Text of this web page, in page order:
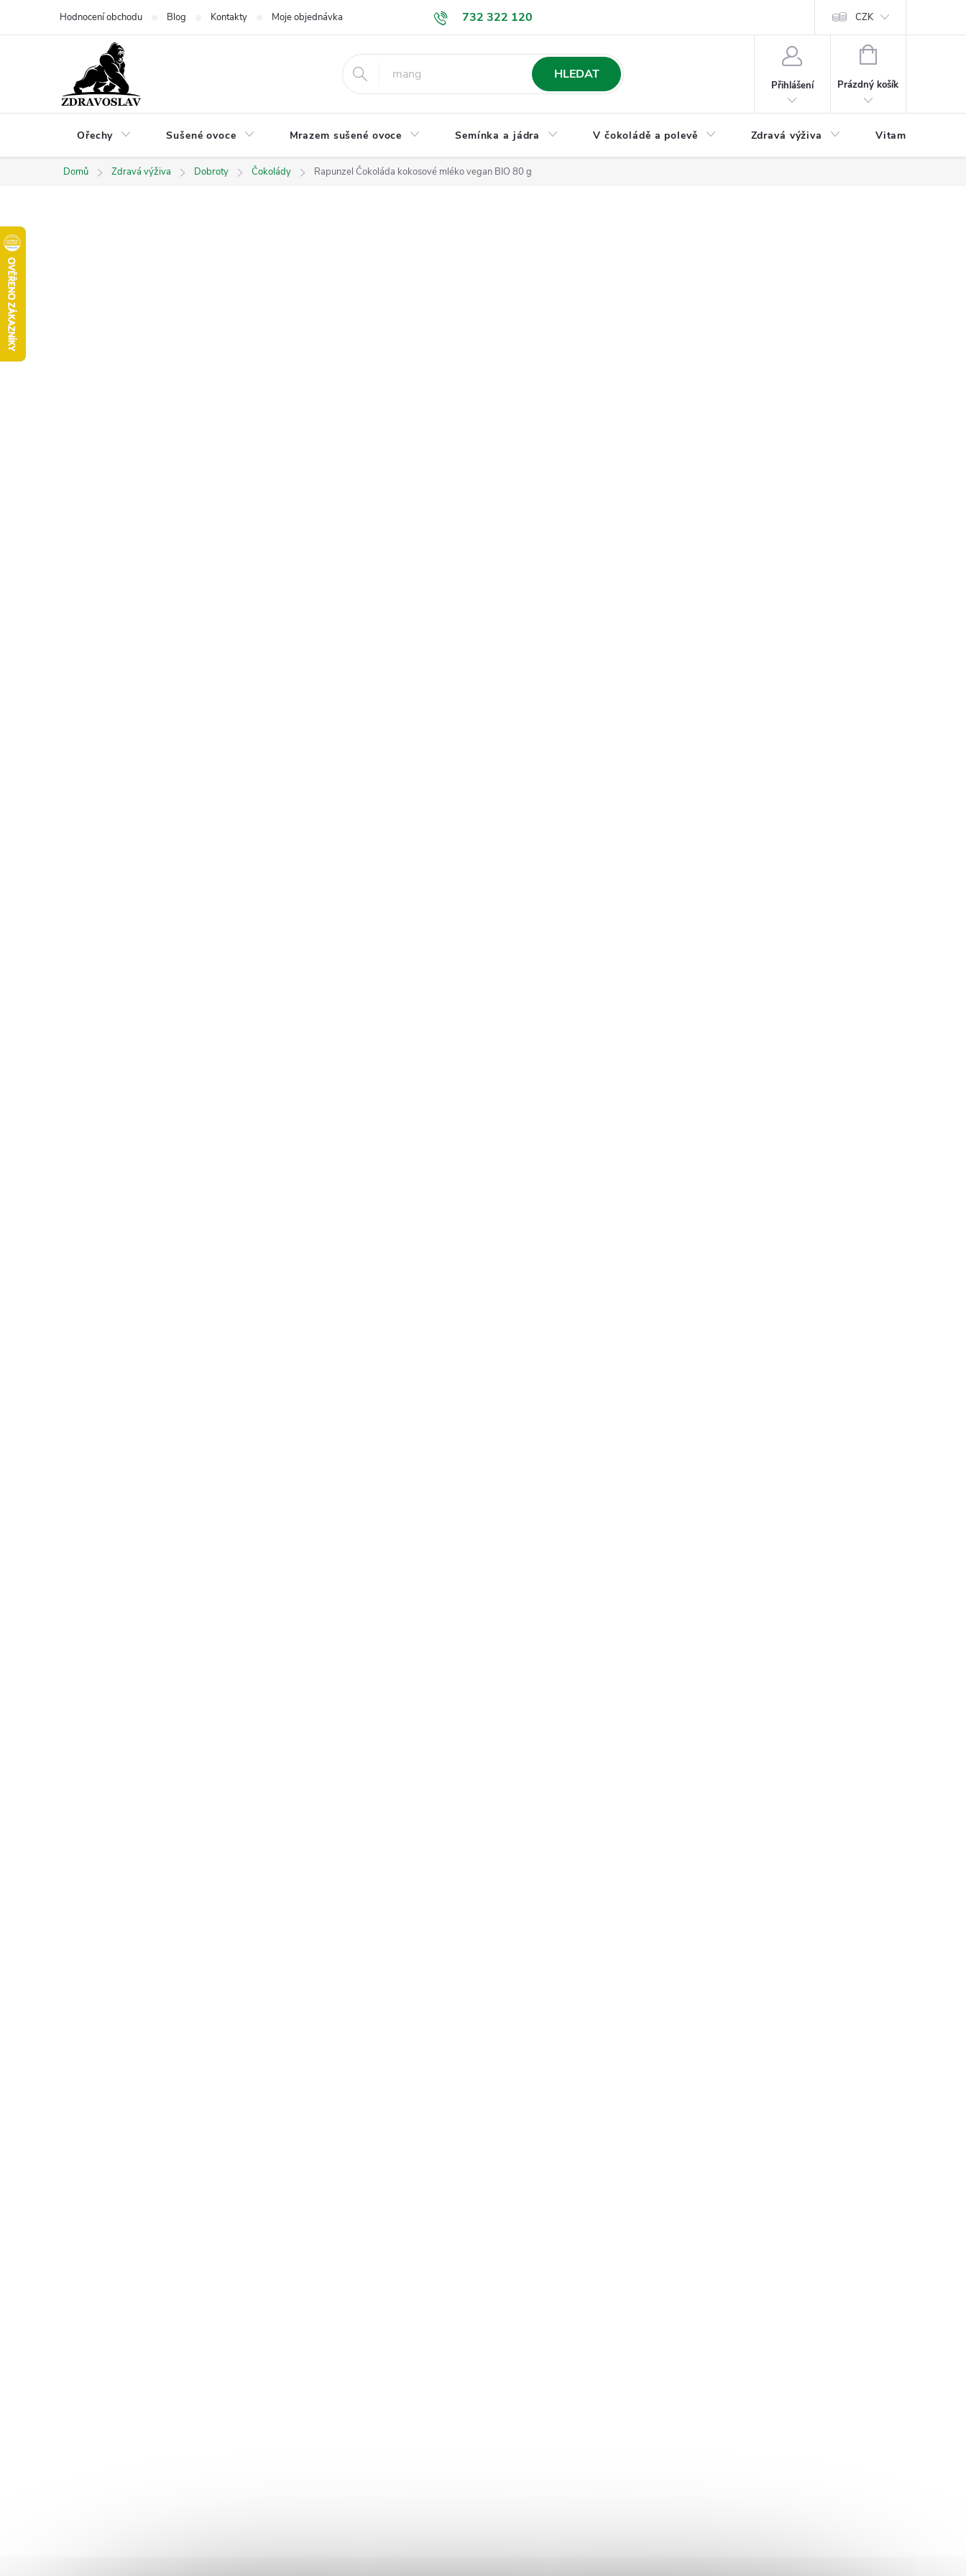
732 322 120
Hodnocení obchodu Blog Kontakty Moje objednávka GDPR a ochrana osobních údajů Jak nakupovat Formulář pro odstoupení od
CZK
HLEDAT
Přihlášení
NÁKUPNÍ
Prázdný košík
Ořechy Sušené ovoce Mrazem sušené ovoce Semínka a jádra V čokoládě a polevě Zdravá výživa Vitamíny a
Domů Zdravá výživa Dobroty Čokolády Rapunzel Čokoláda kokosové mléko vegan BIO 80 g